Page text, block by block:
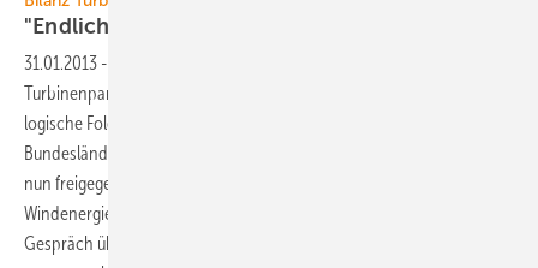
"Endlich sind die Genehmigungen
31.01.2013 -
Turbinenparks im Jahr 2012 bewertet Sylvia Pilarsky-Grosch als
logische Folge eines endlich eingehaltenen Versprechens: Die
Bundesländer hätten lange angekündigte Flächen für mehr Windparks
nun freigegeben, so betont die Vizepräsidentin des Bundesverbandes
Windenergie (BWE) im Interview mit ERNEUERBARE ENERGIEN. Ein
Gespräch über richtige Bewertungsmaßstäbe, Preisdruck und nicht